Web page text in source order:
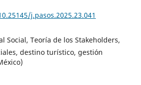
j.pasos.2025.23.041
Social, Teoría de los Stakeholders,
destino turístico, gestión